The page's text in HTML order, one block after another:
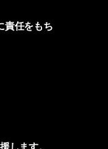
責任をもち